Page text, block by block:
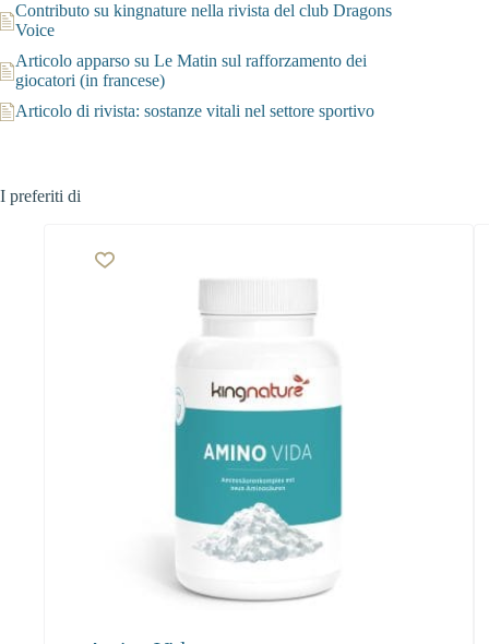
Contributo su kingnature nella rivista del club Dragons
Voice
Articolo apparso su Le Matin sul rafforzamento dei
giocatori (in francese)
Articolo di rivista: sostanze vitali nel settore sportivo
I preferiti di